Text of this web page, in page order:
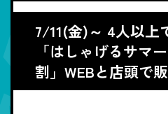
7/11(金)～ 4人以上
「はしゃげるサマ
割」WEBと店頭で